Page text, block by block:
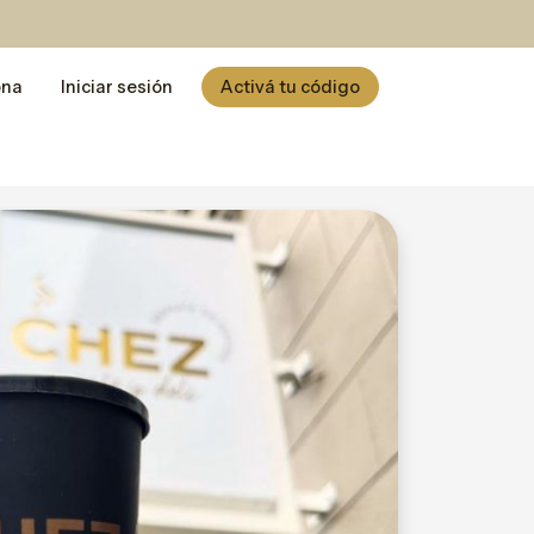
Iniciar sesión Activá tu código